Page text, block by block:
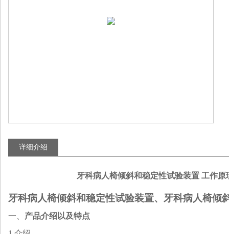
详细介绍
牙科病人椅倾斜和稳定性试验装置 工作原
牙科病人椅倾斜和稳定性试验装置、牙科病人椅倾
‌一、 产品介绍以及特点